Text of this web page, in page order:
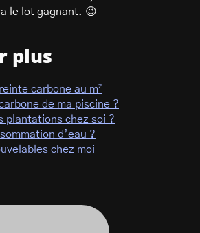
le lot gagnant. 😉
plus
carbone au m²
de ma piscine ?
plantations chez soi ?
d’eau ?
chez moi